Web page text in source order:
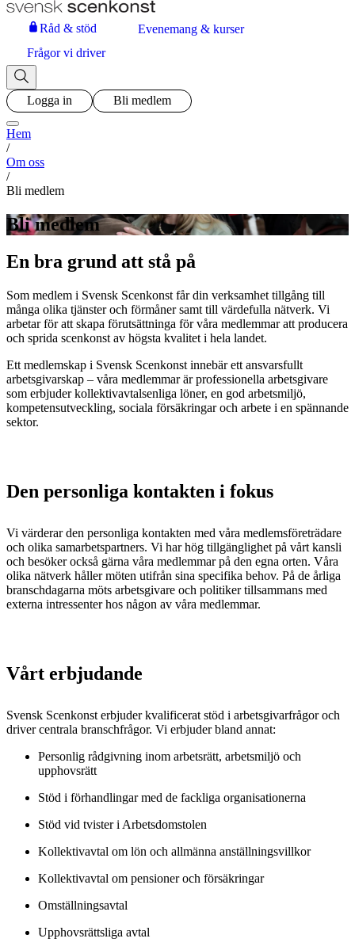
Råd & stöd
Evenemang & kurser
Frågor vi driver
Logga in Bli medlem
Hem
/
Om oss
/
Bli medlem
Bli medlem
En bra grund att stå på
Som medlem i Svensk Scenkonst får din verksamhet tillgång till
många olika tjänster och förmåner samt till värdefulla nätverk. Vi
arbetar för att skapa förutsättninga för våra medlemmar att producera
och sprida scenkonst av högsta kvalitet i hela landet.
Ett medlemskap i Svensk Scenkonst innebär ett ansvarsfullt
arbetsgivarskap – våra medlemmar är professionella arbetsgivare
som erbjuder kollektivavtalsenliga löner, en god arbetsmiljö,
kompetensutveckling, sociala försäkringar och arbete i en spännande
sektor.
Den personliga kontakten i fokus
Vi värderar den personliga kontakten med våra medlemsföreträdare
och olika samarbetspartners. Vi har hög tillgänglighet på vårt kansli
och besöker också gärna våra medlemmar på den egna orten. Våra
olika nätverk håller möten utifrån sina specifika behov. På de årliga
branschdagarna möts arbetsgivare och politiker tillsammans med
externa intressenter hos någon av våra medlemmar.
Vårt erbjudande
Svensk Scenkonst erbjuder kvalificerat stöd i arbetsgivarfrågor och
driver centrala branschfrågor. Vi erbjuder bland annat:
Personlig rådgivning inom arbetsrätt, arbetsmiljö och
upphovsrätt
Stöd i förhandlingar med de fackliga organisationerna
Stöd vid tvister i Arbetsdomstolen
Kollektivavtal om lön och allmänna anställningsvillkor
Kollektivavtal om pensioner och försäkringar
Omställningsavtal
Upphovsrättsliga avtal